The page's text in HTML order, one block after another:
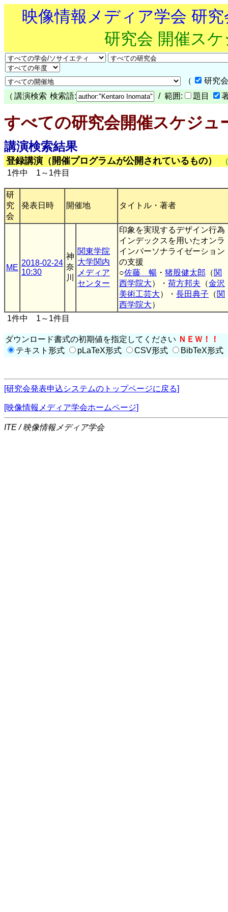
映像情報メディア学会 研
研究会 開催ス
（
研究
（ 講演検索 検索語: / 範囲: 題目
すべての研究会開催スケジュ
講演検索結果
登録講演（開催プログラムが公開されているもの）
1件中 1～1件目
研
究
会
発表日時 開催地 タイトル・著者
ME
2018-02-24
10:30
神
奈
川
関東学院
大学関内
メディア
センター
印象を実現するデザイン行為
インデックスを用いたオンラ
インパーソナライゼーション
の支援
○佐藤 暢 ・ 猪股健太郎 （関
西学院大）・ 荷方邦夫 （金沢
美術工芸大）・ 長田典子 （関
西学院大）
1件中 1～1件目
ダウンロード書式の初期値を指定してください ＮＥＷ！！
テキスト形式
pLaTeX形式 CSV形式 BibTeX形式
[研究会発表申込システムのトップページに戻る]
[映像情報メディア学会ホームページ]
ITE / 映像情報メディア学会